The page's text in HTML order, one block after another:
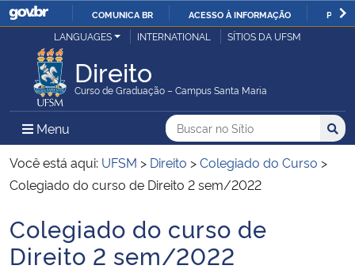
IR
COMUNICA BR ACESSO À INFORMAÇÃO
Ministério da Justiça e Segurança Pública
Ministério da Defesa
Ministério das Relações Exteriores
Ministério da Infraestrutura
LANGUAGES INTERNATIONAL SÍTIOS DA UFSM
Direito
Curso de Graduação – Campus Santa Maria
Menu Menu Principal do Sítio
Busca
Buscar no no Sítio
Busca:
Você está aqui: UFSM > Direito >Colegiado do Curso >
Colegiado do curso de Direito 2 sem/2022
Início do conteúdo
Colegiado do curso de
Direito 2 sem/2022